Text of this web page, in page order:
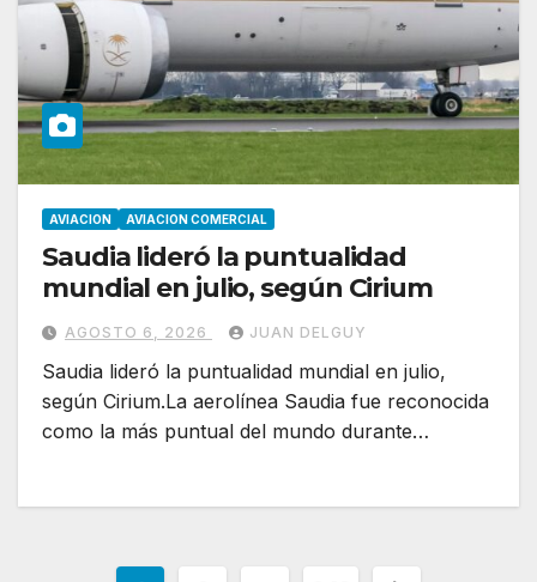
AVIACION AVIACION COMERCIAL
Saudia lideró la puntualidad
mundial en julio, según Cirium
AGOSTO 6, 2026 JUAN DELGUY
Saudia lideró la puntualidad mundial en julio,
según Cirium.La aerolínea Saudia fue reconocida
como la más puntual del mundo durante…